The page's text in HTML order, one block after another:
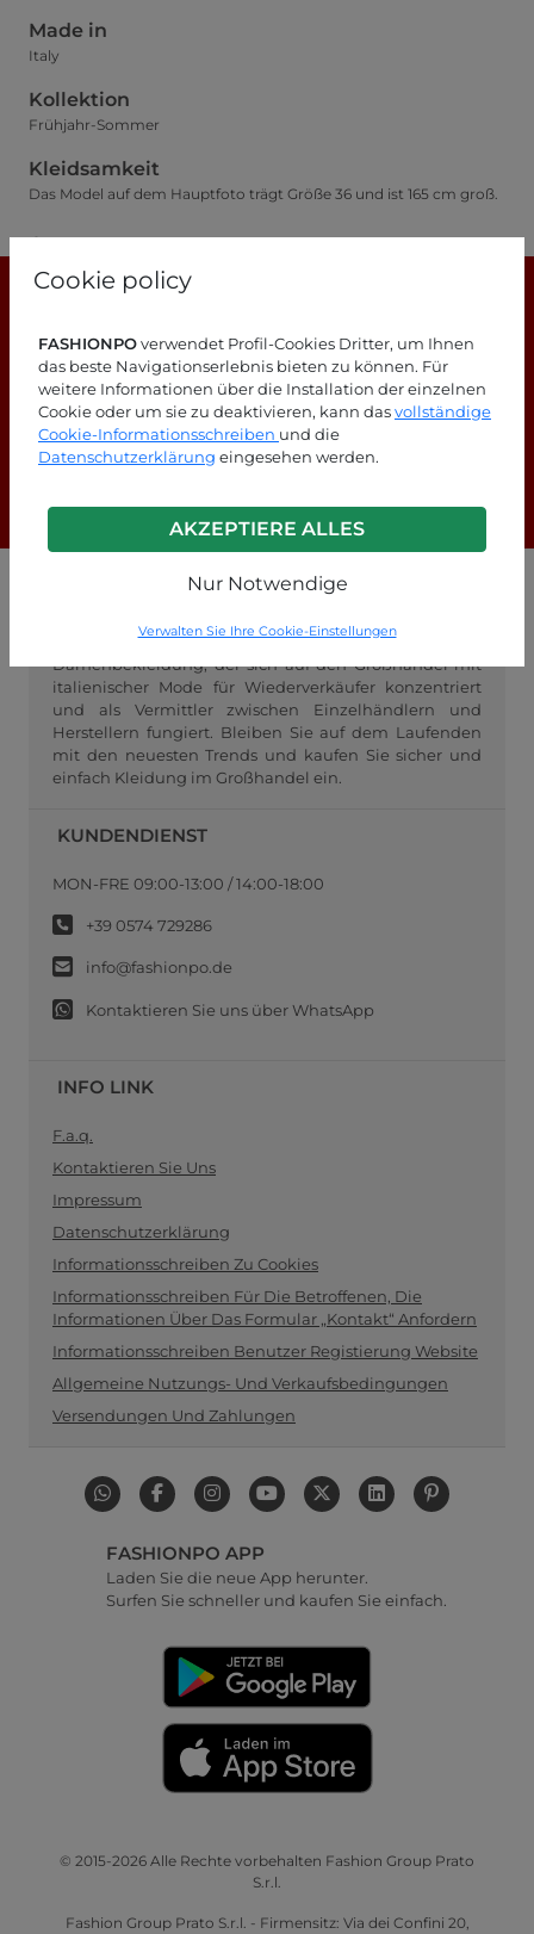
Cookie policy
FASHIONPOverwendet Profil-Cookies Dritter, um Ihnen
das beste Navigationserlebnis bieten zu können. Für
weitere Informationen über die Installation der einzelnen
Cookie oder um sie zu deaktivieren, kann dasvollständige
Cookie-Informationsschreiben und die
Datenschutzerklärung eingesehen werden.
AKZEPTIERE ALLES
Nur Notwendige
Verwalten Sie Ihre Cookie-Einstellungen
Made in
Italy
Kollektion
Frühjahr-Sommer
Kleidsamkeit
Das Model auf dem Hauptfoto trägt Größe 36 und ist 165 cm groß.
Suchen Sie nach Antworten?
Schauen Sie sich unsere FAQ-Seite an!
FashionPo.com ist ein Online-Großhändler für
Damenbekleidung, der sich auf den Großhandel mit
italienischer Mode für Wiederverkäufer konzentriert
und als Vermittler zwischen Einzelhändlern und
Herstellern fungiert. Bleiben Sie auf dem Laufenden
mit den neuesten Trends und kaufen Sie sicher und
einfach Kleidung im Großhandel ein.
KUNDENDIENST
MON-FRE 09:00-13:00 / 14:00-18:00
+39 0574 729286
info@fashionpo.de
Kontaktieren Sie uns über WhatsApp
INFO LINK
F.a.q.
Kontaktieren Sie Uns
Impressum
Datenschutzerklärung
Informationsschreiben Zu Cookies
Informationsschreiben Für Die Betroffenen, Die
Informationen Über Das Formular „Kontakt“ Anfordern
Informationsschreiben Benutzer Registierung Website
Allgemeine Nutzungs- Und Verkaufsbedingungen
Versendungen Und Zahlungen
FASHIONPO APP
Laden Sie die neue App herunter.
Surfen Sie schneller und kaufen Sie einfach.
© 2015-2026 Alle Rechte vorbehalten Fashion Group Prato
S.r.l.
Fashion Group Prato S.r.l. - Firmensitz: Via dei Confini 20,